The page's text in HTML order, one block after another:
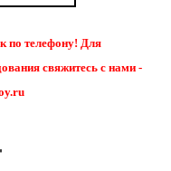
по телефону! Для
свяжитесь с нами -